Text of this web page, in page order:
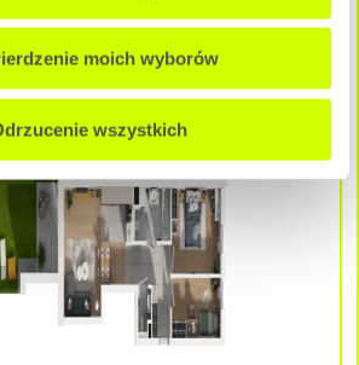
moich wyborów
wszystkich
NEGOCJUJ CENĘ